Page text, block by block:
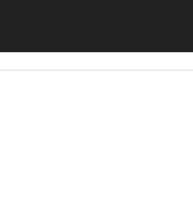
madrileña